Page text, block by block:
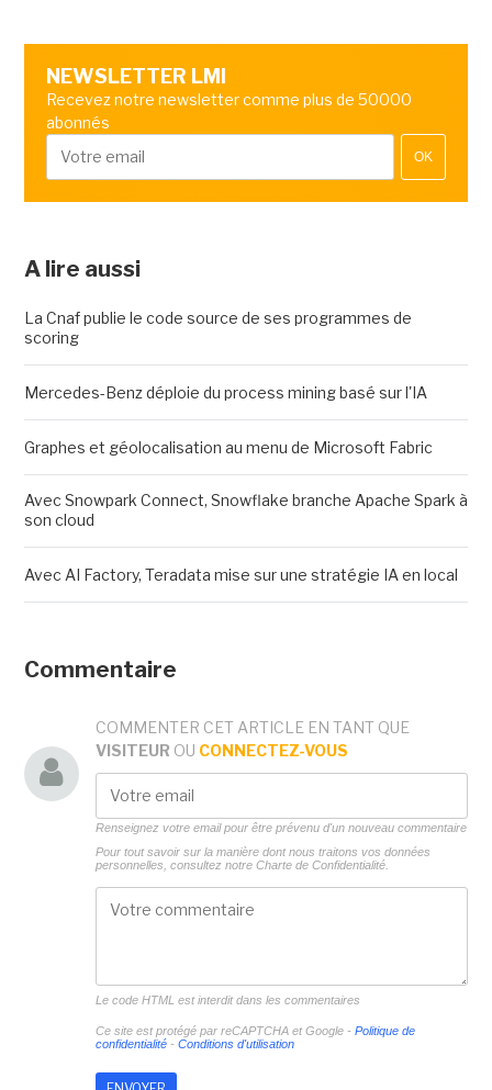
NEWSLETTER LMI
Recevez notre newsletter comme plus de 50000
abonnés
OK
A lire aussi
La Cnaf publie le code source de ses programmes de
scoring
Mercedes-Benz déploie du process mining basé sur l'IA
Graphes et géolocalisation au menu de Microsoft Fabric
Avec Snowpark Connect, Snowflake branche Apache Spark à
son cloud
Avec AI Factory, Teradata mise sur une stratégie IA en local
Commentaire
COMMENTER CET ARTICLE EN TANT QUE
VISITEUR OU CONNECTEZ-VOUS
Renseignez votre email pour être prévenu d'un nouveau commentaire
Pour tout savoir sur la manière dont nous traitons vos données
personnelles, consultez notre Charte de Confidentialité.
Le code HTML est interdit dans les commentaires
Ce site est protégé par reCAPTCHA et Google - Politique de
confidentialité- Conditions d'utilisation